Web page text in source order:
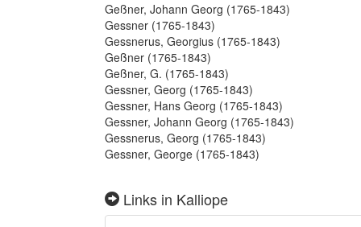
Geßner, Johann Georg (1765-1843)
Gessner (1765-1843)
Gessnerus, Georgius (1765-1843)
Geßner (1765-1843)
Geßner, G. (1765-1843)
Gessner, Georg (1765-1843)
Gessner, Hans Georg (1765-1843)
Gessner, Johann Georg (1765-1843)
Gessnerus, Georg (1765-1843)
Gessner, George (1765-1843)
Links in Kalliope